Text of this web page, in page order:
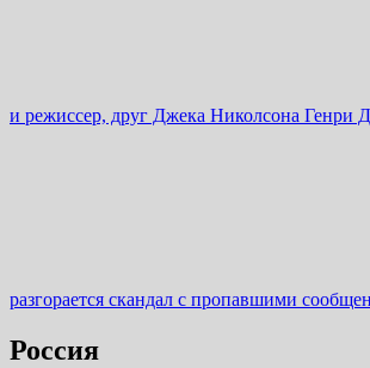
и режиссер, друг Джека Николсона Генри
разгорается скандал с пропавшими
Россия